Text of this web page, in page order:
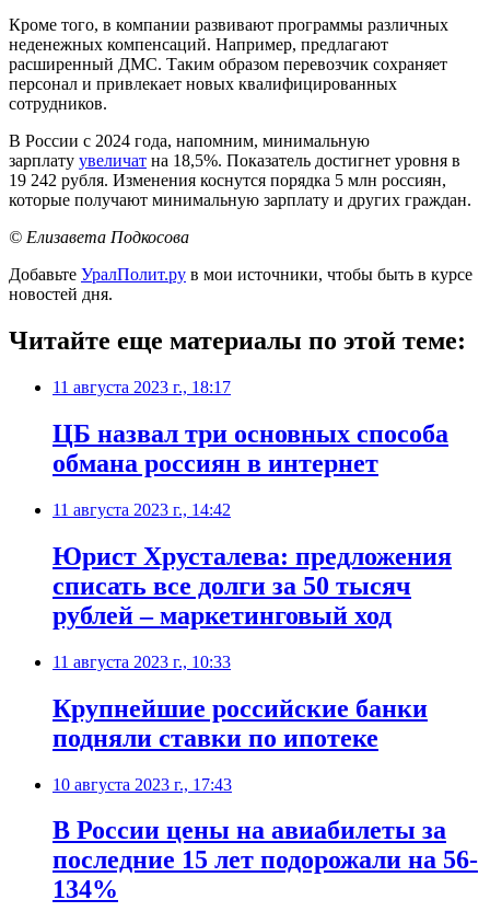
Кроме того, в компании развивают программы различных
неденежных компенсаций. Например, предлагают
расширенный ДМС. Таким образом перевозчик сохраняет
персонал и привлекает новых квалифицированных
сотрудников.
В России с 2024 года, напомним, минимальную
зарплату увеличат на 18,5%. Показатель достигнет уровня в
19 242 рубля. Изменения коснутся порядка 5 млн россиян,
которые получают минимальную зарплату и других граждан.
© Елизавета Подкосова
Добавьте УралПолит.ру в мои источники, чтобы быть в курсе
новостей дня.
Читайте еще материалы по этой теме:
11 августа 2023 г., 18:17
ЦБ назвал три основных способа
обмана россиян в интернет
11 августа 2023 г., 14:42
Юрист Хрусталева: предложения
списать все долги за 50 тысяч
рублей – маркетинговый ход
11 августа 2023 г., 10:33
Крупнейшие российские банки
подняли ставки по ипотеке
10 августа 2023 г., 17:43
В России цены на авиабилеты за
последние 15 лет подорожали на 56-
134%